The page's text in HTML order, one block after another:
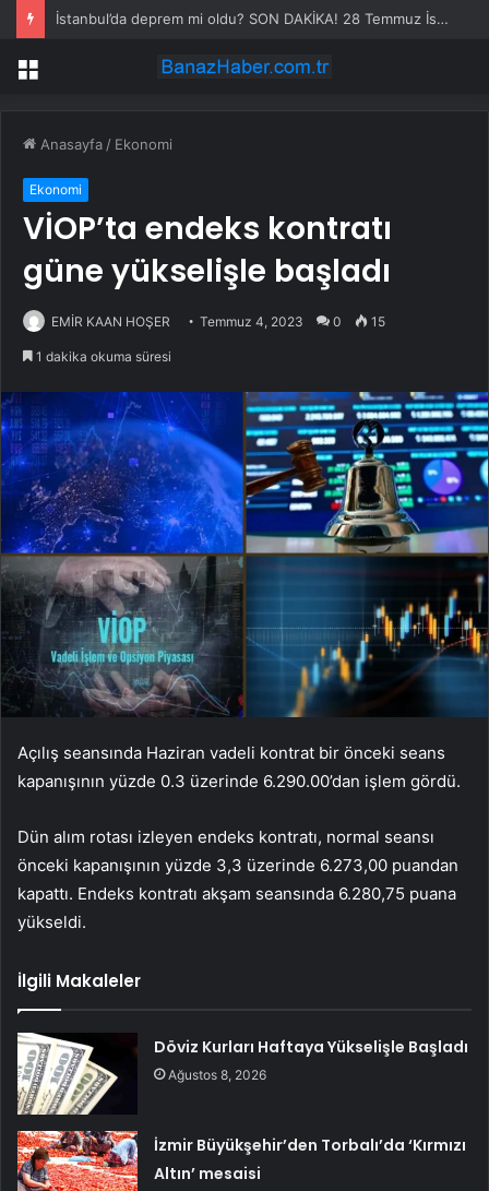
İstanbul’da deprem mi oldu? SON DAKİKA! 28 Temmuz İstanbul’da az önce nerede deprem oldu?
Menü
Anasayfa / Ekonomi
Ekonomi
VİOP’ta endeks kontratı
güne yükselişle başladı
EMİR KAAN HOŞER Temmuz 4, 2023 0 15
1 dakika okuma süresi
Açılış seansında Haziran vadeli kontrat bir önceki seans
kapanışının yüzde 0.3 üzerinde 6.290.00’dan işlem gördü.
Dün alım rotası izleyen endeks kontratı, normal seansı
önceki kapanışının yüzde 3,3 üzerinde 6.273,00 puandan
kapattı. Endeks kontratı akşam seansında 6.280,75 puana
yükseldi.
İlgili Makaleler
Döviz Kurları Haftaya Yükselişle Başladı
Ağustos 8, 2026
İzmir Büyükşehir’den Torbalı’da ‘Kırmızı
Altın’ mesaisi